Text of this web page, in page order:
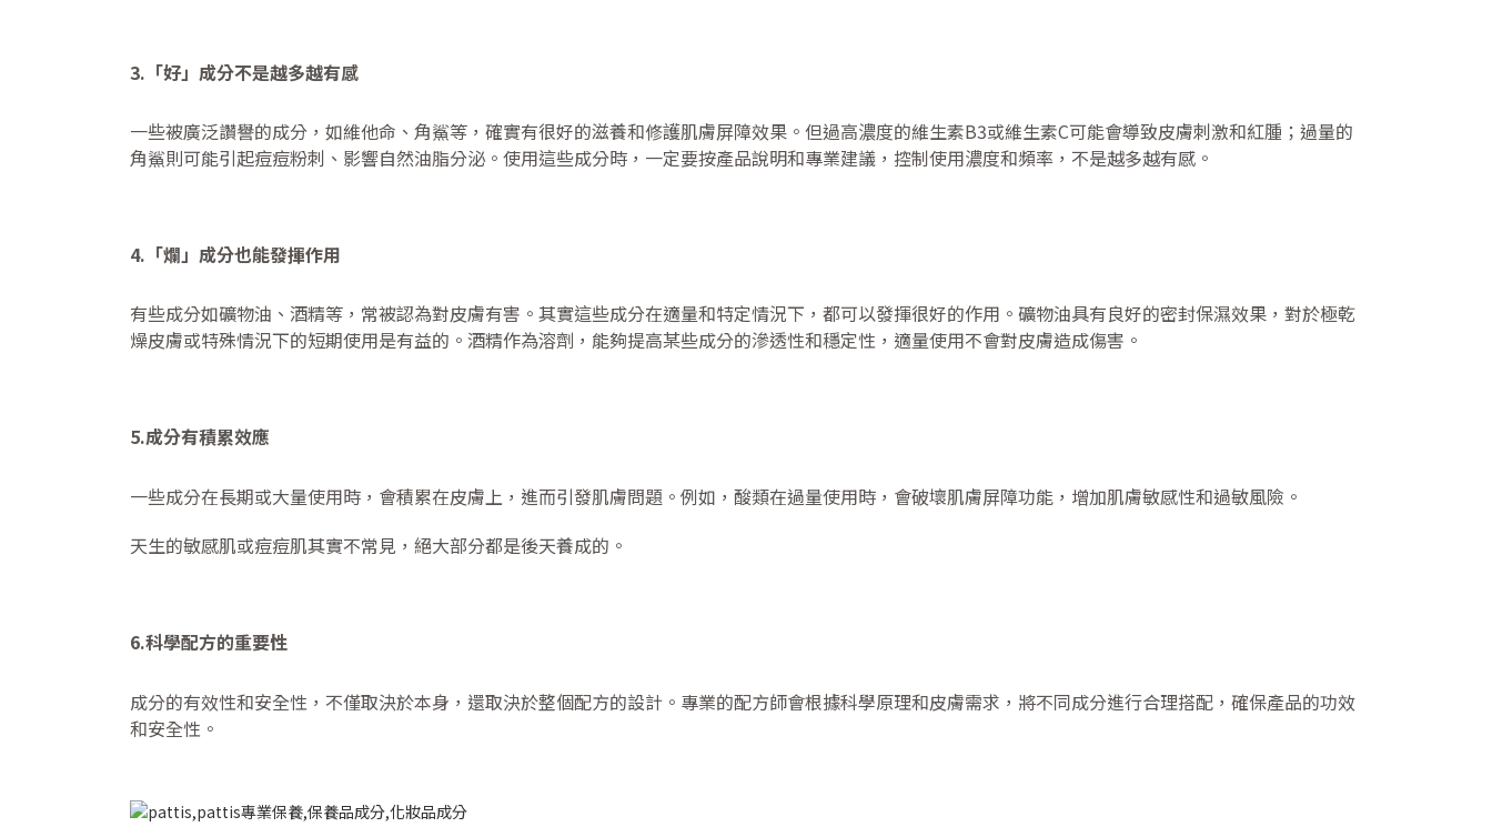
3.「好」成分不是越多越有感
一些被廣泛讚譽的成分，如維他命、角鯊等，確實有很好的滋養和修護肌膚屏障效果。但過高濃度的維生素B3或維生素C可能會導致皮膚刺激和紅腫；過量的
角鯊則可能引起痘痘粉刺、影響自然油脂分泌。使用這些成分時，一定要按產品說明和專業建議，控制使用濃度和頻率，不是越多越有感。
4.「爛」成分也能發揮作用
有些成分如礦物油、酒精等，常被認為對皮膚有害。其實這些成分在適量和特定情況下，都可以發揮很好的作用。礦物油具有良好的密封保濕效果，對於極乾
燥皮膚或特殊情況下的短期使用是有益的。酒精作為溶劑，能夠提高某些成分的滲透性和穩定性，適量使用不會對皮膚造成傷害。
5.成分有積累效應
一些成分在長期或大量使用時，會積累在皮膚上，進而引發肌膚問題。例如，酸類在過量使用時，會破壞肌膚屏障功能，增加肌膚敏感性和過敏風險。
天生的敏感肌或痘痘肌其實不常見，絕大部分都是後天養成的。
6.科學配方的重要性
成分的有效性和安全性，不僅取決於本身，還取決於整個配方的設計。專業的配方師會根據科學原理和皮膚需求，將不同成分進行合理搭配，確保產品的功效
和安全性。